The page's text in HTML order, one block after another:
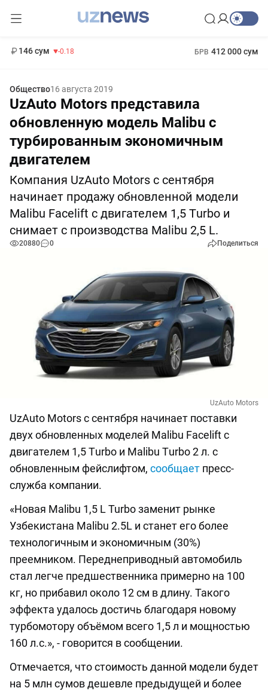
146 сум -0.18 БРВ 412 000 сум
Общество16 августа 2019
UzAuto Motors представила
обновленную модель Malibu с
турбированным экономичным
двигателем
Компания UzAuto Motors с сентября
начинает продажу обновленной модели
Malibu Facelift с двигателем 1,5 Тurbo и
снимает с производства Malibu 2,5 L.
20880 0 Поделиться
UzAuto Motors
UzAuto Motors с сентября начинает поставки
двух обновленных моделей Malibu Facelift с
двигателем 1,5 Тurbo и Malibu Тurbo 2 л. с
обновленным фейслифтом, сообщает пресс-
служба компании.
«Новая Malibu 1,5 L Turbo заменит рынке
Узбекистана Malibu 2.5L и станет его более
технологичным и экономичным (30%)
преемником. Переднеприводный автомобиль
стал легче предшественника примерно на 100
кг, но прибавил около 12 см в длину. Такого
эффекта удалось достичь благодаря новому
турбомотору объёмом всего 1,5 л и мощностью
160 л.с.», - говорится в сообщении.
Отмечается, что стоимость данной модели будет
на 5 млн сумов дешевле предыдущей и более